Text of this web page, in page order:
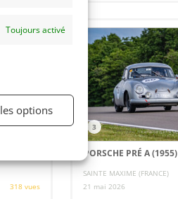
Toujours activé
options
318 vues
3
PORSCHE PRÉ A (1955)
SAINTE MAXIME (FRANCE)
21 mai 2026